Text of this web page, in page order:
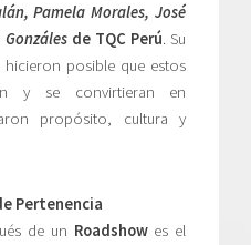
Pamela Morales, José
de TQC Perú. Su
posible que estos
y se convirtieran en
propósito, cultura y
Pertenencia
de un Roadshowes el